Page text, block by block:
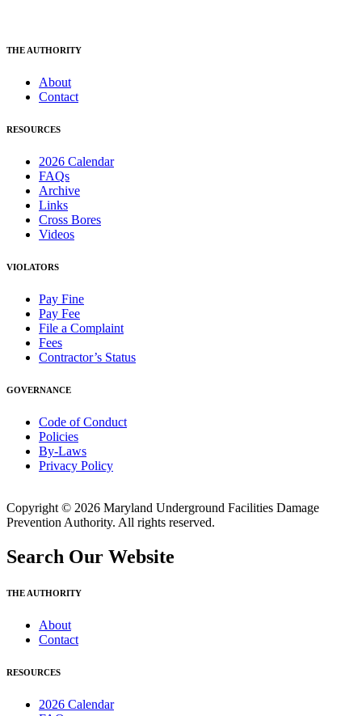
THE AUTHORITY
About
Contact
RESOURCES
2026 Calendar
FAQs
Archive
Links
Cross Bores
Videos
VIOLATORS
Pay Fine
Pay Fee
File a Complaint
Fees
Contractor’s Status
GOVERNANCE
Code of Conduct
Policies
By-Laws
Privacy Policy
Copyright © 2026 Maryland Underground Facilities Damage
Prevention Authority. All rights reserved.
Search Our Website
THE AUTHORITY
About
Contact
RESOURCES
2026 Calendar